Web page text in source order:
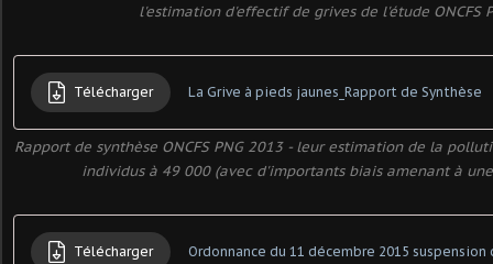
l'estimation d'effectif de grives de l'étude ONCFS
Télécharger La Grive à pieds jaunes_Rapport de Synthèse
Rapport de synthèse ONCFS PNG 2013 - leur estimation de la
individus à 49 000 (avec d'importants biais amenant à
Télécharger